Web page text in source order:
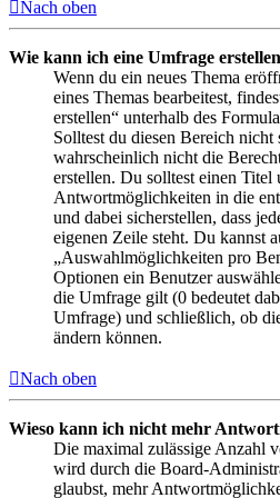
Nach oben
Wie kann ich eine Umfrage
Wenn du ein neues Thema
eines Themas bearbeitest,
erstellen“ unterhalb des
Solltest du diesen Bereich nicht
wahrscheinlich nicht die
erstellen. Du solltest einen Titel
Antwortmöglichkeiten in die
und dabei sicherstellen, dass
eigenen Zeile steht. Du kannst
„Auswahlmöglichkeiten pro
Optionen ein Benutzer
die Umfrage gilt (0 bedeutet
Umfrage) und schließlich, ob
ändern können.
Nach oben
Wieso kann ich nicht mehr
Die maximal zulässige Anzahl
wird durch die Board-
glaubst, mehr